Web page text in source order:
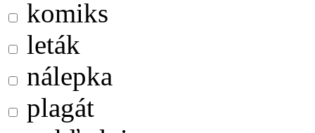
komiks
leták
nálepka
plagát